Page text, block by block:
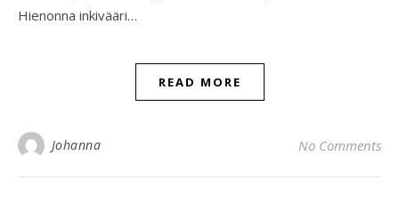
Hienonna inkivääri…
READ MORE
Johanna No Comments